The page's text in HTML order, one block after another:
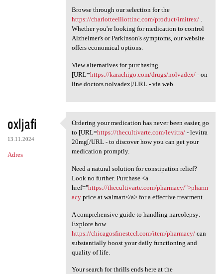
Browse through our selection for the
https://charlotteelliottinc.com/product/imitrex/.
Whether you're looking for medication to control
Alzheimer's or Parkinson's symptoms, our website
offers economical options.
View alternatives for purchasing
[URL=https://karachigo.com/drugs/nolvadex/- on
line doctors nolvadex[/URL - via web.
oxljafi
13.11.2024
Adres
Ordering your medication has
Ordering your medication has never been easier, go
to [URL=https://thecultivarte.com/levitra/- levitra
20mg[/URL - to discover how you can get your
medication promptly.
Need a natural solution for constipation relief?
Look no further. Purchase <a
href="https://thecultivarte.com/pharmacy/">pharm
acyprice at walmart</a> for a effective treatment.
A comprehensive guide to handling narcolepsy:
Explore how
https://chicagosfinestccl.com/item/pharmacy/can
substantially boost your daily functioning and
quality of life.
Your search for thrills ends here at the